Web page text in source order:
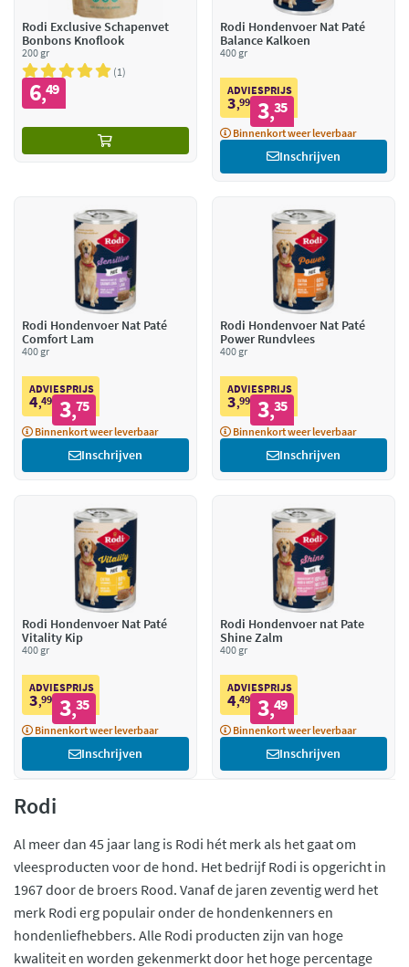
Rodi Exclusive Schapenvet
Bonbons Knoflook
200 gr
1
6,49
Rodi Hondenvoer Nat Paté
Balance Kalkoen
400 gr
ADVIESPRIJS
3,99 3,35
Binnenkort weer leverbaar
Inschrijven
Rodi Hondenvoer Nat Paté
Comfort Lam
400 gr
ADVIESPRIJS
4,49 3,75
Binnenkort weer leverbaar
Inschrijven
Rodi Hondenvoer Nat Paté
Power Rundvlees
400 gr
ADVIESPRIJS
3,99 3,35
Binnenkort weer leverbaar
Inschrijven
Rodi Hondenvoer Nat Paté
Vitality Kip
400 gr
ADVIESPRIJS
3,99 3,35
Binnenkort weer leverbaar
Inschrijven
Rodi Hondenvoer nat Pate
Shine Zalm
400 gr
ADVIESPRIJS
4,49 3,49
Binnenkort weer leverbaar
Inschrijven
Rodi
Al meer dan 45 jaar lang is Rodi hét merk als het gaat om
vleesproducten voor de hond. Het bedrijf Rodi is opgericht in
1967 door de broers Rood. Vanaf de jaren zeventig werd het
merk Rodi erg populair onder de hondenkenners en
hondenliefhebbers. Alle Rodi producten zijn van hoge
kwaliteit en worden gekenmerkt door het hoge percentage